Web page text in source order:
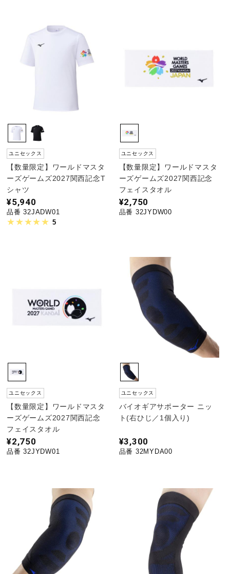
ユニセックス
【数量限定】ワールドマスタ
ーズゲームズ2027関西記念T
シャツ
¥5,940
品番 32JADW01
5
ユニセックス
【数量限定】ワールドマスタ
ーズゲームズ2027関西記念
フェイスタオル
¥2,750
品番 32JYDW00
ユニセックス
【数量限定】ワールドマスタ
ーズゲームズ2027関西記念
フェイスタオル
¥2,750
品番 32JYDW01
ユニセックス
バイオギアサポーター ニッ
ト(右ひじ／1個入り)
¥3,300
品番 32MYDA00